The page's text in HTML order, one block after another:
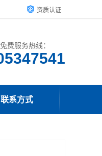
资质认证
费服务热线：
联系方式